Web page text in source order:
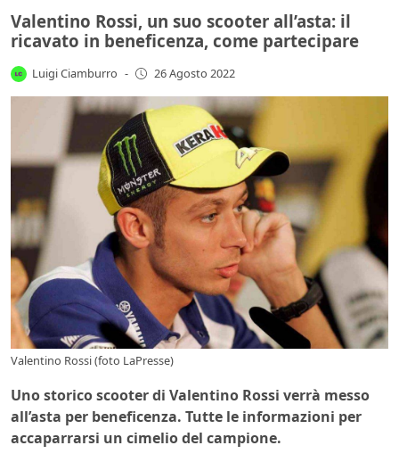
Valentino Rossi, un suo scooter all’asta: il
ricavato in beneficenza, come partecipare
Luigi Ciamburro - 26 Agosto 2022
Valentino Rossi (foto LaPresse)
Uno storico scooter di Valentino Rossi verrà messo
all’asta per beneficenza. Tutte le informazioni per
accaparrarsi un cimelio del campione.